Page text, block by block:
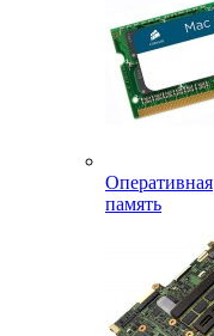
Оперативная
память